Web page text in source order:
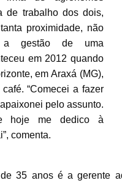
de trabalho dos dois,
proximidade, não
a gestão de uma
em 2012 quando
em Araxá (MG),
“Comecei a fazer
pelo assunto.
hoje me dedico à
comenta.
35 anos é a gerente